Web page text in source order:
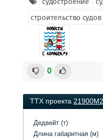
строительство судов
0
ТТХ проекта 21900М2
Дедвейт (т)
Длина габаритная (м)